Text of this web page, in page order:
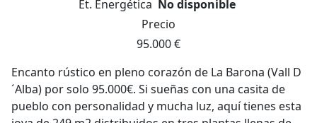
Et. Energética No disponible
Precio
95.000 €
Encanto rústico en pleno corazón de La Barona (Vall D
´Alba) por solo 95.000€. Si sueñas con una casita de
pueblo con personalidad y mucha luz, aquí tienes esta